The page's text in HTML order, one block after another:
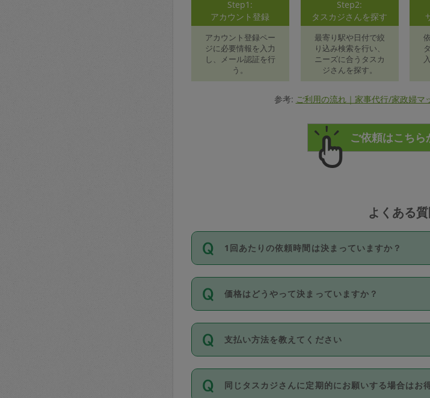
Step1:
アカウント登録
アカウント登録ペー
ジに必要情報を入力
し、メール認証を行
う。
Step2:
タスカジさんを探す
最寄り駅や日付で絞
り込み検索を行い、
ニーズに合うタスカ
ジさんを探す。
参考: ご利用の流れ｜家事代行/家政婦マ
よくある
1回あたりの依頼時間は決まっていますか？
依頼1回につき3時間固定です。3時間を超えて依
い。機能をご利用いただくには、タスカジさんに
が必要です。なお、3時間を下回っても、値引き
価格はどうやって決まっていますか？
11種類の価格帯の中からタスカジさん自身が価格
タスカジさんの価格設定には最初は制限があり、
除々に設定可能な最高額が上がっていく仕組みに
支払い方法を教えてください
お支払方法はクレジットカード（Visa／Master
Club）のみとなります。
同じタスカジさんに定期的にお願いする場合はお